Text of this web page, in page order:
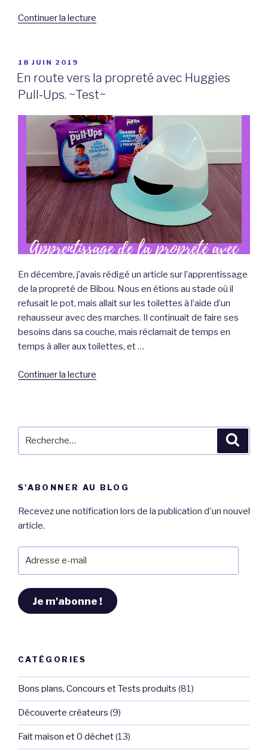
Continuer la lecture
la
propreté
Huggies
Pull-
Ups
/
épisode
2.
~Test~ »
PUBLIÉ
LE
18 JUIN 2019
En route vers la propreté avec Huggies
Pull-Ups. ~Test~
En décembre, j’avais rédigé un article sur l’apprentissage
de la propreté de Bibou. Nous en étions au stade où il
refusait le pot, mais allait sur les toilettes à l’aide d’un
rehausseur avec des marches. Il continuait de faire ses
besoins dans sa couche, mais réclamait de temps en
temps à aller aux toilettes, et …
Continuer la lecture
Pull-
~Test~ »
S'ABONNER AU BLOG
Recevez une notification lors de la publication d'un nouvel
article.
Je m'abonne !
CATÉGORIES
Bons plans, Concours et Tests produits (81)
Découverte créateurs (9)
Fait maison et 0 déchet(13)